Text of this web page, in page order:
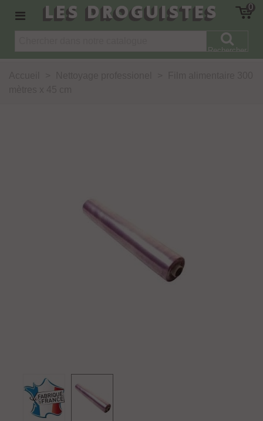
LES DROGUISTES 0
Rechercher